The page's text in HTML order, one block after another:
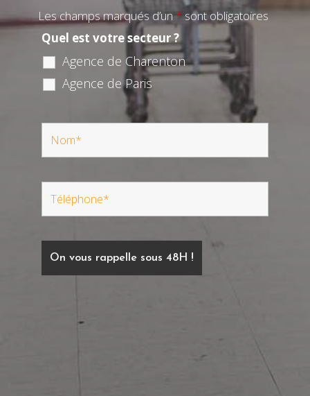
Les champs marqués d’un*sont obligatoires
Quel est votre secteur ?
Agence de Charenton
Agence de Paris